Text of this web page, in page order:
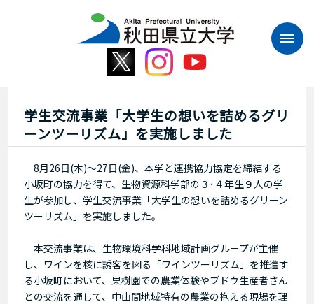
学生交流事業「大学生の想いを詰めるグリ
ーンツーリズム」を実施しました
8月26日(木)～27日(金)、本学と連携協力協定を締結する
小坂町の協力を得て、生物資源科学部の３･４年生９人の学
生が参加し、学生交流事業「大学生の想いを詰めるグリーン
ツーリズム」を実施しました。
本交流事業は、生物環境科学科地域計画グループが主催
し、ワインを核に誘客を図る「ワインツーリズム」を推進す
る小坂町において、果樹園での農業体験やブドウ生産者さん
との交流を通して、中山間地域特有の農業の抱える現場を理